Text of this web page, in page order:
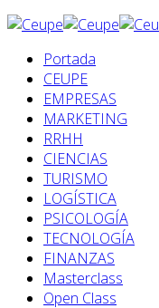
Portada
CEUPE
EMPRESAS
MARKETING
RRHH
CIENCIAS
TURISMO
LOGÍSTICA
PSICOLOGÍA
TECNOLOGÍA
FINANZAS
Masterclass
Open Class